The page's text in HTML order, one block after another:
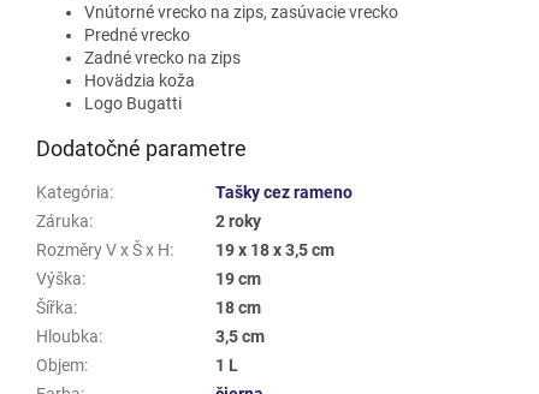
Vnútorné vrecko na zips, zasúvacie vrecko
Predné vrecko
Zadné vrecko na zips
Hovädzia koža
Logo Bugatti
Dodatočné parametre
Kategória:
Tašky cez rameno
Záruka:
2 roky
Rozměry V x Š x H:
19 x 18 x 3,5 cm
Výška:
19 cm
Šířka:
18 cm
Hloubka:
3,5 cm
Objem:
1 L